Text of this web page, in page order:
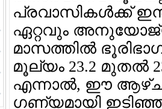
പ്രവാസികള്‍ക്ക്
ഏറ്റവും
മാസത്തില്‍
മൂല്യം 23.2 മുതല്‍
എന്നാല്‍, ഈ
ഗണ്യമായി ഇടിഞ്ഞു